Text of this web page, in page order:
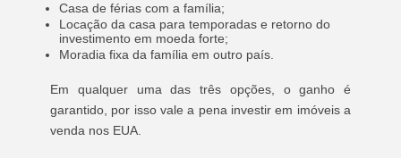
Casa de férias com a família;
Locação da casa para temporadas e retorno do
investimento em moeda forte;
Moradia fixa da família em outro país.
Em qualquer uma das três opções, o ganho é
garantido, por isso vale a pena investir em imóveis a
venda nos EUA.